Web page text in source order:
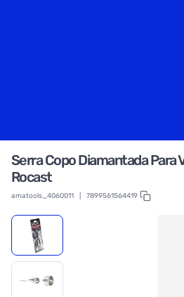
Serra Copo Diamantada Para
Rocast
amatools_4060011 7899561564419